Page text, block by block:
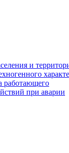
и
работающего
при аварии